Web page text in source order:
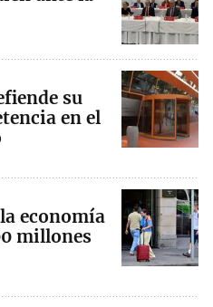
su
en el
economía
millones